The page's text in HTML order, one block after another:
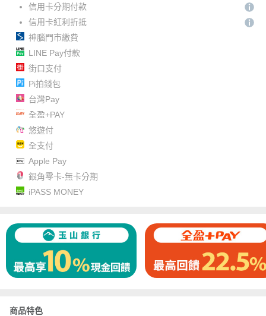
信用卡分期付款
信用卡紅利折抵
神腦門市繳費
LINE Pay付款
街口支付
Pi拍錢包
台灣Pay
全盈+PAY
悠遊付
全支付
Apple Pay
銀角零卡-無卡分期
iPASS MONEY
商品特色